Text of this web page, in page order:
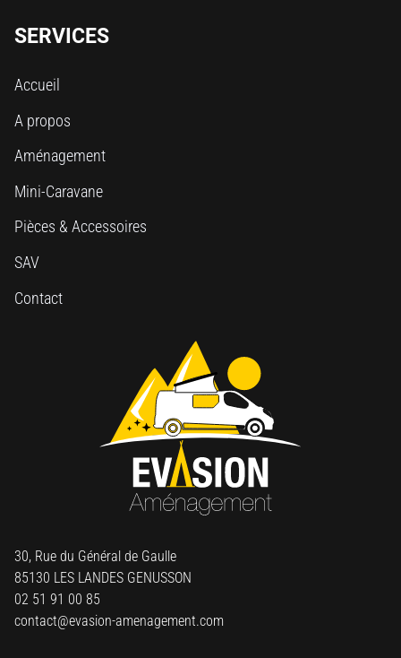
SERVICES
Accueil
A propos
Aménagement
Mini-Caravane
Pièces & Accessoires
SAV
Contact
30, Rue du Général de Gaulle
85130 LES LANDES GENUSSON
02 51 91 00 85
contact@evasion-amenagement.com